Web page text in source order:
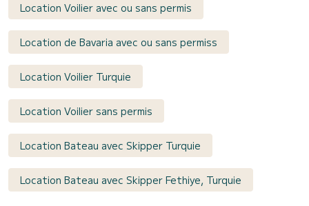
Location Voilier avec ou sans permis
Location de Bavaria avec ou sans permiss
Location Voilier Turquie
Location Voilier sans permis
Location Bateau avec Skipper Turquie
Location Bateau avec Skipper Fethiye, Turquie